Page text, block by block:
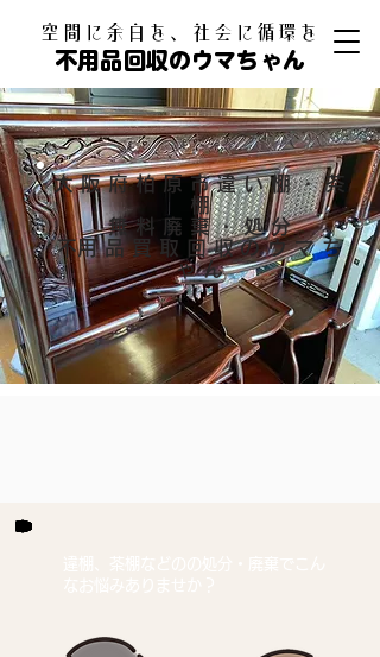
​空間に余白を、社会に循環を
不用品回収のウマちゃん
大阪府柏原市違い棚・茶
棚
無料廃棄・処分
​不用品買取回収のウマち
ゃん